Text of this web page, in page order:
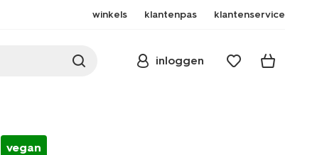
winkels klantenpas klantenservice
inloggen
vegan